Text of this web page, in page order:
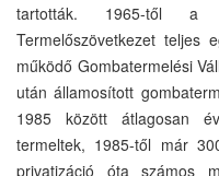
tartották. 1965-től a
Termelőszövetkezet teljes
működő Gombatermelési
után államosított
1985 között átlagosan
termeltek, 1985-től már
privatizáció óta számos